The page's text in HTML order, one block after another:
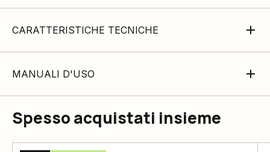
CARATTERISTICHE TECNICHE
MANUALI D'USO
Spesso acquistati insieme